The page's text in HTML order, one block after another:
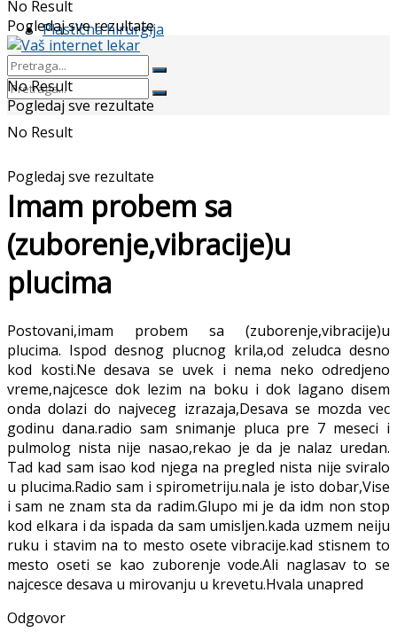
Plastična hirurgija
No Result
Pogledaj sve rezultate
No Result
Pogledaj sve rezultate
No Result
Pogledaj sve rezultate
Imam probem sa
(zuborenje,vibracije)u
plucima
Postovani,imam probem sa (zuborenje,vibracije)u
plucima. Ispod desnog plucnog krila,od zeludca desno
kod kosti.Ne desava se uvek i nema neko odredjeno
vreme,najcesce dok lezim na boku i dok lagano disem
onda dolazi do najveceg izrazaja,Desava se mozda vec
godinu dana.radio sam snimanje pluca pre 7 meseci i
pulmolog nista nije nasao,rekao je da je nalaz uredan.
Tad kad sam isao kod njega na pregled nista nije sviralo
u plucima.Radio sam i spirometriju.nala je isto dobar,Vise
i sam ne znam sta da radim.Glupo mi je da idm non stop
kod elkara i da ispada da sam umisljen.kada uzmem neiju
ruku i stavim na to mesto osete vibracije.kad stisnem to
mesto oseti se kao zuborenje vode.Ali naglasav to se
najcesce desava u mirovanju u krevetu.Hvala unapred
Odgovor